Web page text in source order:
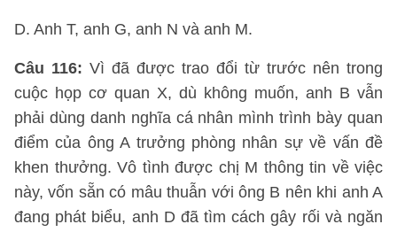
D. Anh T, anh G, anh N và anh M.
Câu 116: Vì đã được trao đổi từ trước nên trong
cuộc họp cơ quan X, dù không muốn, anh B vẫn
phải dùng danh nghĩa cá nhân mình trình bày quan
điểm của ông A trưởng phòng nhân sự về vấn đề
khen thưởng. Vô tình được chị M thông tin về việc
này, vốn sẵn có mâu thuẫn với ông B nên khi anh A
đang phát biểu, anh D đã tìm cách gây rối và ngăn